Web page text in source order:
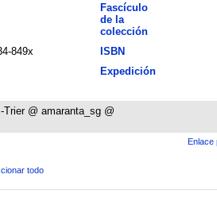
Fascículo
de la
colección
849x
ISBN
Expedición
Trier @ amaranta_sg @
Enlace
todo